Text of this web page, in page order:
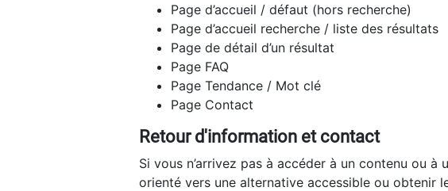
Page d’accueil / défaut (hors recherche)
Page d’accueil recherche / liste des résultats
Page de détail d’un résultat
Page FAQ
Page Tendance / Mot clé
Page Contact
Retour d'information et contact
Si vous n’arrivez pas à accéder à un contenu ou
orienté vers une alternative accessible ou obtenir